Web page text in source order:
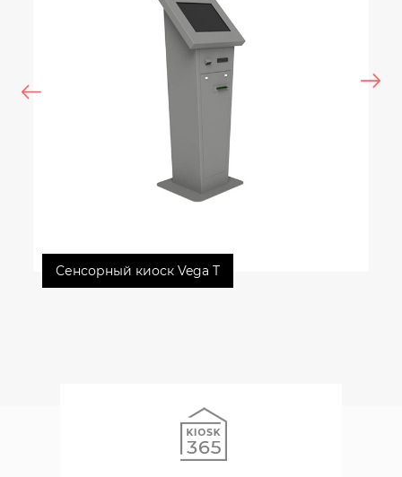
Сенсорный киоск Vega T